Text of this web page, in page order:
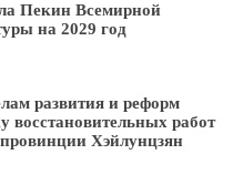
Пекин Всемирной
на 2029 год
развития и реформ
работ
Хэйлунцзян